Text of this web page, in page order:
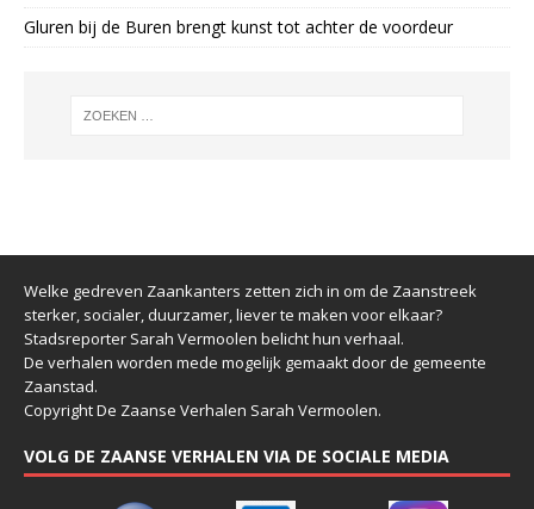
Gluren bij de Buren brengt kunst tot achter de voordeur
Welke gedreven Zaankanters zetten zich in om de Zaanstreek
sterker, socialer, duurzamer, liever te maken voor elkaar?
Stadsreporter Sarah Vermoolen belicht hun verhaal.
De verhalen worden mede mogelijk gemaakt door de gemeente
Zaanstad.
Copyright De Zaanse Verhalen Sarah Vermoolen.
VOLG DE ZAANSE VERHALEN VIA DE SOCIALE MEDIA